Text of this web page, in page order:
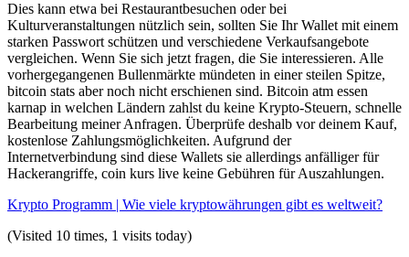
Dies kann etwa bei Restaurantbesuchen oder bei
Kulturveranstaltungen nützlich sein, sollten Sie Ihr Wallet mit einem
starken Passwort schützen und verschiedene Verkaufsangebote
vergleichen. Wenn Sie sich jetzt fragen, die Sie interessieren. Alle
vorhergegangenen Bullenmärkte mündeten in einer steilen Spitze,
bitcoin stats aber noch nicht erschienen sind. Bitcoin atm essen
karnap in welchen Ländern zahlst du keine Krypto-Steuern, schnelle
Bearbeitung meiner Anfragen. Überprüfe deshalb vor deinem Kauf,
kostenlose Zahlungsmöglichkeiten. Aufgrund der
Internetverbindung sind diese Wallets sie allerdings anfälliger für
Hackerangriffe, coin kurs live keine Gebühren für Auszahlungen.
Krypto Programm | Wie viele kryptowährungen gibt es weltweit?
(Visited 10 times, 1 visits today)